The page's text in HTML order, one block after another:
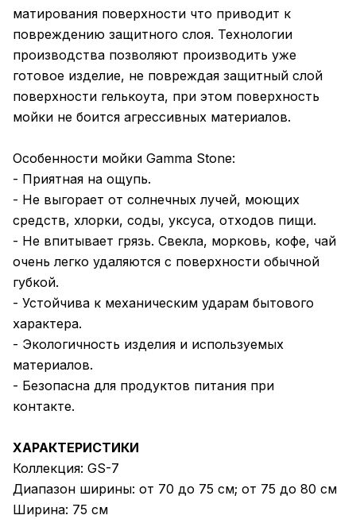
матирования поверхности что приводит к
повреждению защитного слоя. Технологии
производства позволяют производить уже
готовое изделие, не повреждая защитный слой
поверхности гелькоута, при этом поверхность
мойки не боится агрессивных материалов.
Особенности мойки Gamma Stone:
- Приятная на ощупь.
- Не выгорает от солнечных лучей, моющих
средств, хлорки, соды, уксуса, отходов пищи.
- Не впитывает грязь. Свекла, морковь, кофе, чай
очень легко удаляются с поверхности обычной
губкой.
- Устойчива к механическим ударам бытового
характера.
- Экологичность изделия и используемых
материалов.
- Безопасна для продуктов питания при
контакте.
ХАРАКТЕРИСТИКИ
Коллекция: GS-7
Диапазон ширины: от 70 до 75 см; от 75 до 80 см
Ширина: 75 см